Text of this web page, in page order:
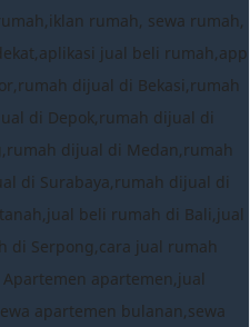
rumah, sewa rumah,
jual beli rumah,app
dijual di Bekasi,rumah
di Depok,rumah dijual di
dijual di Medan,rumah
di Surabaya,rumah dijual di
beli rumah di Bali,jual
di Serpong,cara jual rumah
apartemen,jual
apartemen bulanan,sewa